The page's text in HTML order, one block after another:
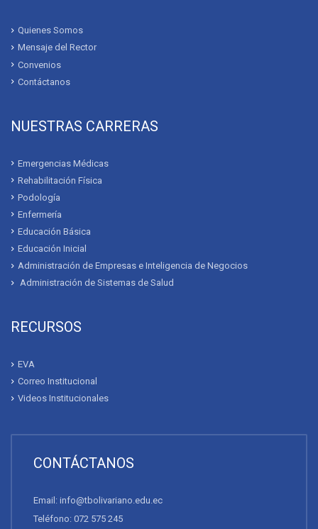
Quienes Somos
Mensaje del Rector
Convenios
Contáctanos
NUESTRAS CARRERAS
Emergencias Médicas
Rehabilitación Física
Podología
Enfermería
Educación Básica
Educación Inicial
Administración de Empresas e Inteligencia de Negocios
Administración de Sistemas de Salud
RECURSOS
EVA
Correo Institucional
Videos Institucionales
CONTÁCTANOS
Email: info@tbolivariano.edu.ec
Teléfono: 072 575 245